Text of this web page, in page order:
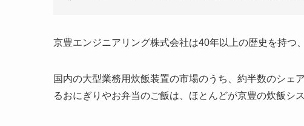
京豊エンジニアリング株式会社は40年以上の歴史を持つ
国内の大型業務用炊飯装置の市場のうち、約半数のシェ
るおにぎりやお弁当のご飯は、ほとんどが京豊の炊飯シ